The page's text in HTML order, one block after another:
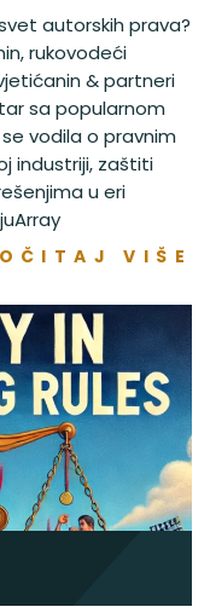
autorskih prava?
rukovodeći
& partneri
sa popularnom
vodila o pravnim
industriji, zaštiti
u eri
VIŠE